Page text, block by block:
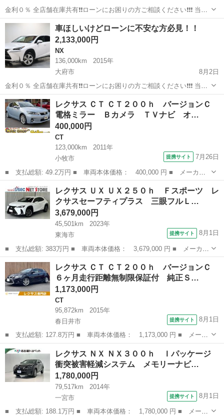
金利０％ 全店舗在庫共有❗️❗️ローンにお困りの方ご相談ください❗️❗️❗️ 当店
の自社ローンは 👉審査通過率95％❗️ さらに… 👉総額150万円までのお
車なら【頭金0円OK】✨ 「今は無理かも…」と...
愛知 大府市 ローン
車ほしいけどローンに不安な方必見！！
2,133,000円
NX
136,000km
2015年
大府市
8月2日
金利０％ 全店舗在庫共有❗️❗️ローンにお困りの方ご相談ください❗️❗️❗️ 当店
の自社ローンは 👉審査通過率95％❗️ さらに… 👉総額150万円までのお
車なら【頭金0円OK】✨ 「今は無理かも…」と...
愛知 大府市 NX
レクサス ＣＴ ＣＴ２００ｈ バージョンＣ
電格ミラー Ｂカメラ ＴＶナビ オ…
400,000円
CT
123,000km
2011年
小牧市
提携サイト 7月26日
■ 支払総額: 49.2万円 ■ 車両本体価格： 400,000 円 ■ メーカー
名： レクサス ■ 車種名： ＣＴ ■ グレード名： ＣＴ２００
ｈ バージョンＣ 電格ミラー Ｂカメラ ＴＶナビ オートエアコ
ン ＥＴＣ車載...
愛知 小牧市 CT
レクサス ＵＸ ＵＸ２５０ｈ Ｆスポーツ レ
クサスセーフティプラス 三眼フルＬ…
3,679,000円
45,501km
2023年
東海市
提携サイト 8月1日
■ 支払総額: 383万円 ■ 車両本体価格： 3,679,000 円 ■ メーカー
名： レクサス ■ 車種名： ＵＸ ■ グレード名： ＵＸ２５０
ｈ Ｆスポーツ レクサスセーフティプラス 三眼フルＬＥＤヘッド
ライト パノ...
愛知 東海市 レクサス
レクサス ＣＴ ＣＴ２００ｈ バージョンＣ
６ヶ月走行距離無制限保証付 純正Ｓ…
1,173,000円
CT
95,872km
2015年
春日井市
提携サイト 8月1日
■ 支払総額: 127.8万円 ■ 車両本体価格： 1,173,000 円 ■ メーカ
ー名： レクサス ■ 車種名： ＣＴ ■ グレード名： ＣＴ２００
ｈ バージョンＣ ６ヶ月走行距離無制限保証付 純正ＳＤナビ Ｌ
ｔｅｘシ...
愛知 春日井市
レクサス ＮＸ ＮＸ３００ｈ Ｉパッケージ
衝突被害軽減システム メモリーナビ…
1,780,000円
79,517km
2014年
一宮市
提携サイト 8月1日
■ 支払総額: 188.1万円 ■ 車両本体価格： 1,780,000 円 ■ メーカ